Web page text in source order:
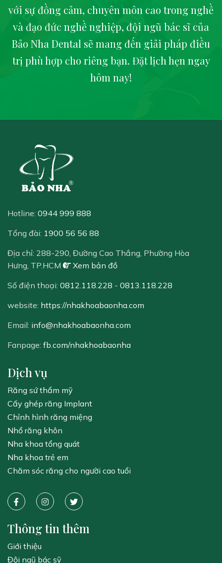
với sự đồng cảm, chuyên môn cao trong nghề
và đạo đức nghề nghiệp, đội ngũ bác sĩ của
Bảo Nha Dental sẽ mang đến giải pháp điều
trị phù hợp cho riêng bạn. Đặt lịch hẹn ngay
hôm nay!
Hotline: 0944 999 888
Tổng đài: 1900 56 56 88
Địa chỉ: 288-290, Đường Cao Thắng, Phường Hòa
Hưng, TP.HCM
Xem bản đồ
Số điện thoại: 0812.118.228 - 0813.118.228
website: https://nhakhoabaonha.com
Email: info@nhakhoabaonha.com
Fanpage: fb.com/nhakhoabaonha
Dịch vụ
Răng sứ thẩm mỹ
Cấy ghép răng Implant
Chỉnh hình răng miệng
Nhổ răng khôn
Nha khoa tổng quát
Nha khoa trẻ em
Chăm sóc răng cho người cao tuổi
Thông tin thêm
Giới thiệu
Đội ngũ bác sỹ